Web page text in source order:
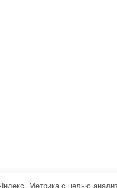
Метрика с целью